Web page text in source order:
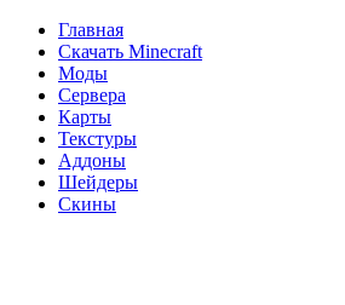
Главная
Скачать Minecraft
Моды
Сервера
Карты
Текстуры
Аддоны
Шейдеры
Скины